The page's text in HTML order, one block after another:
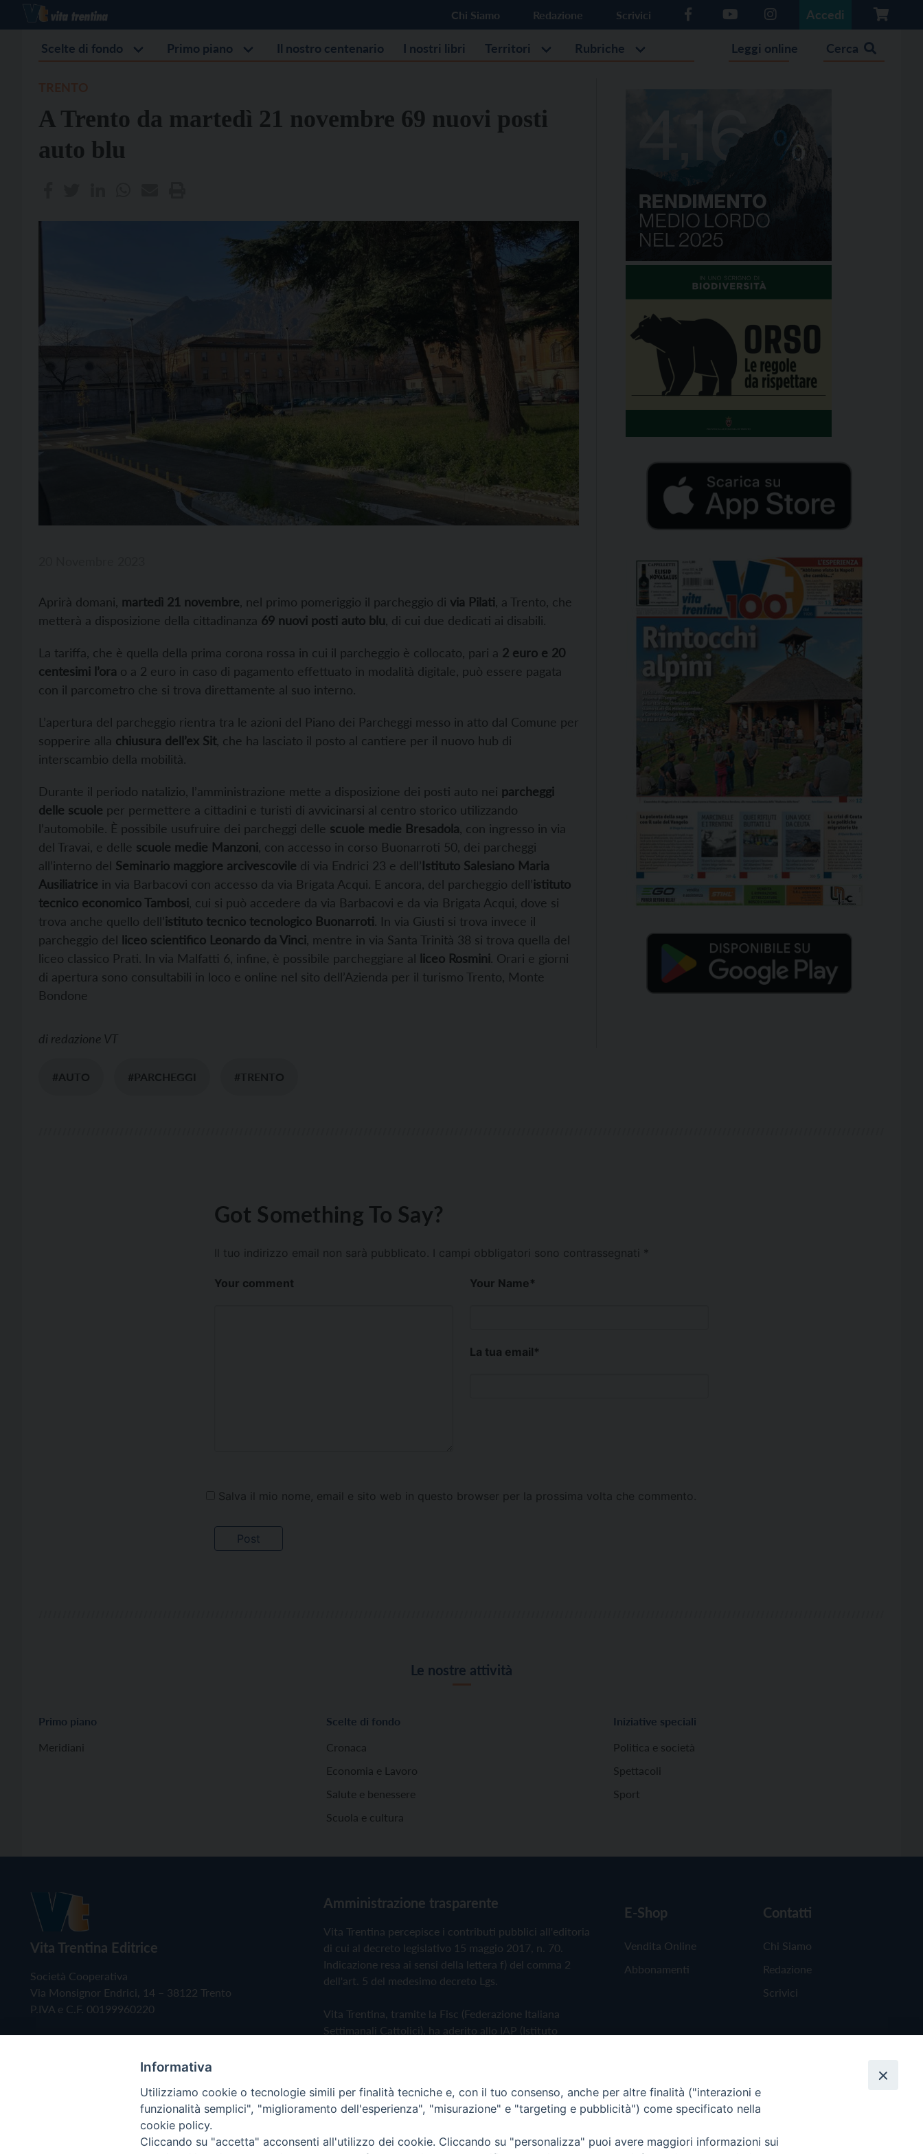
Chi Siamo Redazione Scrivici Accedi
Scelte di fondo Primo piano Il nostro centenario I nostri libri Territori Rubriche Leggi online Cerca
A Trento da martedì 21 novembre 69 nuovi posti
auto blu
Aprirà domani, martedì 21 novembre , nel primo pomeriggio il parcheggio di via Pilati , a Trento, che
metterà a disposizione della cittadinanza 69 nuovi posti auto blu , di cui due dedicati ai disabili.
La tariffa, che è quella della prima corona rossa in cui il parcheggio è collocato, pari a 2 euro e 20
centesimi l’ora o a 2 euro in caso di pagamento effettuato in modalità digitale, può essere pagata
con il parcometro che si trova direttamente al suo interno.
L’apertura del parcheggio rientra tra le azioni del Piano dei Parcheggi messo in atto dal Comune per
sopperire alla chiusura dell’ex Sit, che ha lasciato il posto al cantiere per il nuovo hub di
interscambio della mobilità.
Durante il periodo natalizio, l’amministrazione mette a disposizione dei posti auto nei parcheggi
delle scuole per permettere a cittadini e turisti di avvicinarsi al centro storico utilizzando
l’automobile. È possibile usufruire dei parcheggi delle scuole medie Bresadola , con ingresso in via
del Travai, e delle scuole medie Manzoni , con accesso in corso Buonarroti 50, dei parcheggi
all’interno del Seminario maggiore arcivescovile di via Endrici 23 e dell’Istituto Salesiano Maria
Ausiliatrice in via Barbacovi con accesso da via Brigata Acqui. E ancora, del parcheggio dell’istituto
tecnico economico Tambosi , cui si può accedere da via Barbacovi e da via Brigata Acqui, dove si
trova anche quello dell’istituto tecnico tecnologico Buonarroti. In via Giusti si trova invece il
parcheggio del liceo scientifico Leonardo da Vinci , mentre in via Santa Trinità 38 si trova quella del
liceo classico Prati. In via Malfatti 6, infine, è possibile parcheggiare al liceo Rosmini. Orari e giorni
di apertura sono consultabili in loco e online nel sito dell’Azienda per il turismo Trento, Monte
Bondone
di redazione VT
#AUTO #PARCHEGGI #TRENTO
Got Something To Say?
Il tuo indirizzo email non sarà pubblicato. I campi obbligatori sono contrassegnati *
Your comment Your Name*
La tua email*
Salva il mio nome, email e sito web in questo browser per la prossima volta che commento.
Le nostre attività
Primo piano
Meridiani
Scelte di fondo
Cronaca
Economia e Lavoro
Salute e benessere
Scuola e cultura
Iniziative speciali
Politica e società
Spettacoli
Sport
Vita Trentina Editrice
Società Cooperativa
Via Monsignor Endrici, 14 – 38122 Trento
P.IVA e C.F. 00199960220
Amministrazione trasparente
Vita Trentina percepisce i contributi pubblici all'editoria
di cui al decreto legislativo 15 maggio 2017, n. 70.
Indicazione resa ai sensi della lettera f) del comma 2
dell'art. 5 del medesimo decreto Lgs.
Vita Trentina, tramite la Fisc (Federazione Italiana
Settimanali Cattolici), ha aderito allo IAP (Istituto
Privacy Policy Cookie Policy
E-Shop
Vendita Online
Abbonamenti
Contatti
Chi Siamo
Redazione
Scrivici
Informativa
Utilizziamo cookie o tecnologie simili per finalità tecniche e, con il tuo consenso, anche per altre finalità ("interazioni e
funzionalità semplici", "miglioramento dell'esperienza", "misurazione" e "targeting e pubblicità") come specificato nella
cookie policy.
Cliccando su "accetta" acconsenti all'utilizzo dei cookie. Cliccando su "personalizza" puoi avere maggiori informazioni sui